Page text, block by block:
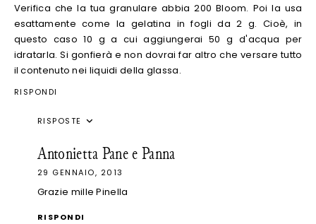
Verifica che la tua granulare abbia 200 Bloom. Poi la usa
esattamente come la gelatina in fogli da 2 g. Cioè, in
questo caso 10 g a cui aggiungerai 50 g d'acqua per
idratarla. Si gonfierà e non dovrai far altro che versare tutto
il contenuto nei liquidi della glassa.
RISPONDI
RISPOSTE
Antonietta Pane e Panna
29 GENNAIO, 2013
Grazie mille Pinella
RISPONDI